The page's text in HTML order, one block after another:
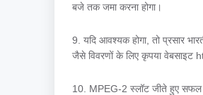
बजे तक जमा करना होगा।
9. यदि आवश्यक होगा, तो प्रसार
जैसे विवरणों के लिए कृपया वेबसाइट
10. MPEG-2 स्लॉट जीते हुए सफल